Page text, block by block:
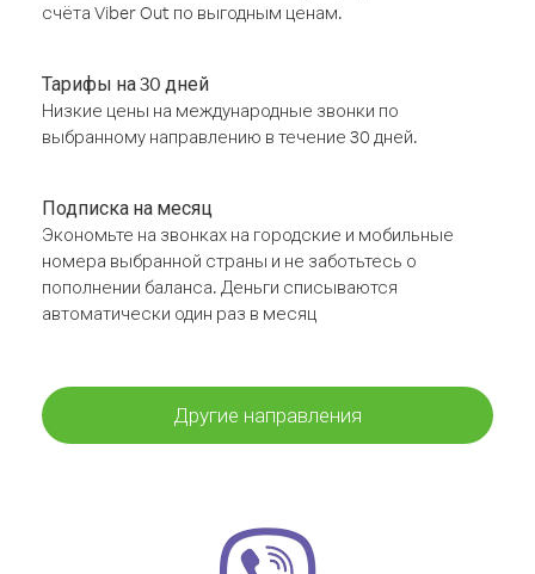
счёта Viber Out по выгодным ценам.
Тарифы на 30 дней
Низкие цены на международные звонки по
выбранному направлению в течение 30 дней.
Подписка на месяц
Экономьте на звонках на городские и мобильные
номера выбранной страны и не заботьтесь о
пополнении баланса. Деньги списываются
автоматически один раз в месяц
Другие направления